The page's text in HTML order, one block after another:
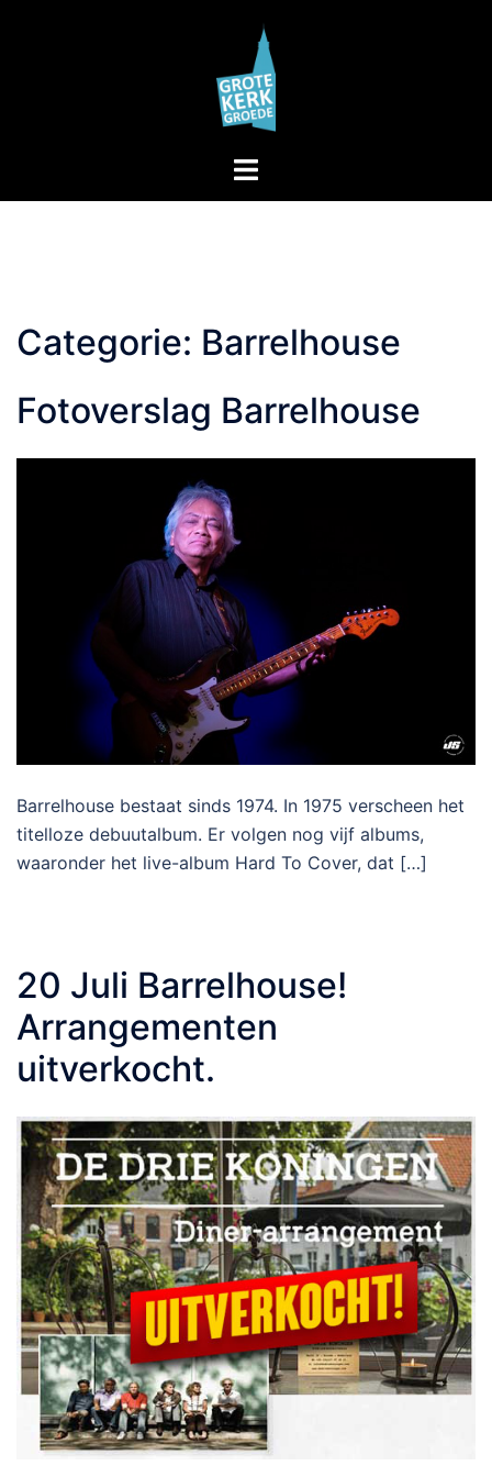
Toggle
Categorie: Barrelhouse
Fotoverslag Barrelhouse
Barrelhouse bestaat sinds 1974. In 1975 verscheen het
titelloze debuutalbum. Er volgen nog vijf albums,
waaronder het live-album Hard To Cover, dat […]
20 Juli Barrelhouse!
Arrangementen
uitverkocht.